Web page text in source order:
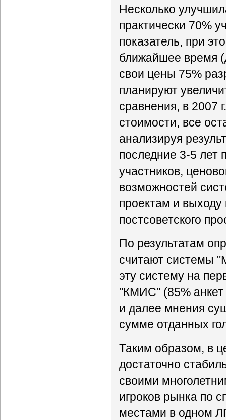
Несколько
практически 70%
показатель, при
ближайшее время
свои цены 75%
планируют
сравнения, в 2007
стоимости, все
анализируя
последние 3-5
участников,
возможностей
проектам и
постсоветского
По результатам
считают системы
эту систему на
"КМИС" (85%
и далее мнения
сумме отданных
Таким образом, в
достаточно
своими
игроков рынка по
местами в одном